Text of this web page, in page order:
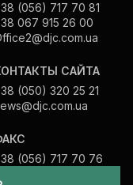
(056) 717 70 81
067 915 26 00
САЙТА
(050) 320 25 21
(056) 717 70 76